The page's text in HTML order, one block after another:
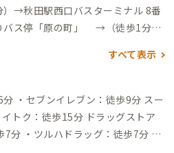
秋田駅西口バスターミナル 8番
ス停「原の町」 →（徒歩1分）
https://www.akita
分）→最寄りバス停「原の町」
西口バスターミナル発のバス時刻
すべて表示
・セブンイレブン：徒歩9分 スー
歩15分 ドラッグストア
分 ・ツルハドラッグ：徒歩7分 飲